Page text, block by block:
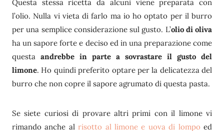
Questa stessa ricetta da alcuni viene preparata con
l’olio. Nulla vi vieta di farlo ma io ho optato per il burro
per una semplice considerazione sul gusto. L’olio di oliva
ha un sapore forte e deciso ed in una preparazione come
questa andrebbe in parte a sovrastare il gusto del
limone. Ho quindi preferito optare per la delicatezza del
burro che non copre il sapore agrumato di questa pasta.
Se siete curiosi di provare altri primi con il limone vi
rimando anche al risotto al limone e uova di lompoed